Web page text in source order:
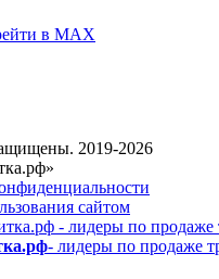
2019-2026
сайтом
- лидеры по продаже